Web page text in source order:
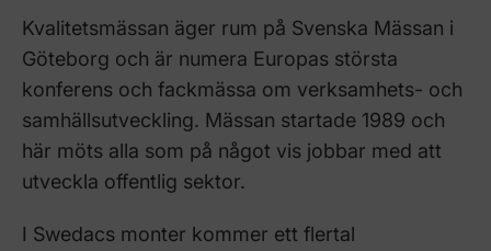
Kvalitetsmässan äger rum på Svenska Mässan i
Göteborg och är numera Europas största
konferens och fackmässa om verksamhets- och
samhällsutveckling. Mässan startade 1989 och
här möts alla som på något vis jobbar med att
utveckla offentlig sektor.
I Swedacs monter kommer ett flertal